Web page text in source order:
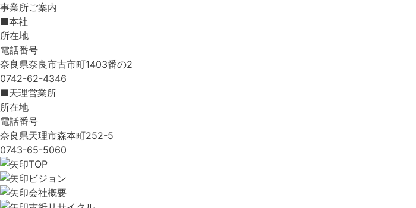
事業所ご案内
■本社
所在地
電話番号
奈良県奈良市古市町1403番の2
0742-62-4346
■天理営業所
所在地
電話番号
奈良県天理市森本町252-5
0743-65-5060
TOP
ビジョン
会社概要